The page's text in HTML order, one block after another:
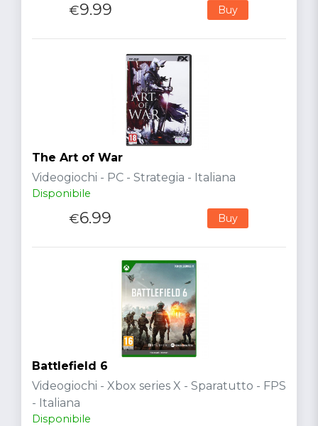
€9.99 Buy
The Art of War
Videogiochi - PC - Strategia - Italiana
Disponibile
€6.99 Buy
Battlefield 6
Videogiochi - Xbox series X - Sparatutto - FPS
- Italiana
Disponibile